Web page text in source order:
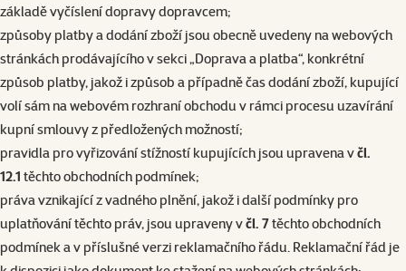
základě vyčíslení dopravy dopravcem;
způsoby platby a dodání zboží jsou obecně uvedeny na webových
stránkách prodávajícího v sekci „Doprava a platba“, konkrétní
způsob platby, jakož i způsob a případně čas dodání zboží, kupující
volí sám na webovém rozhraní obchodu v rámci procesu uzavírání
kupní smlouvy z předložených možností;
pravidla pro vyřizování stížností kupujících jsou upravena včl.
12.1 těchto obchodních podmínek;
práva vznikající z vadného plnění, jakož i další podmínky pro
uplatňování těchto práv, jsou upraveny včl. 7těchto obchodních
podmínek a v příslušné verzi reklamačního řádu. Reklamační řád je